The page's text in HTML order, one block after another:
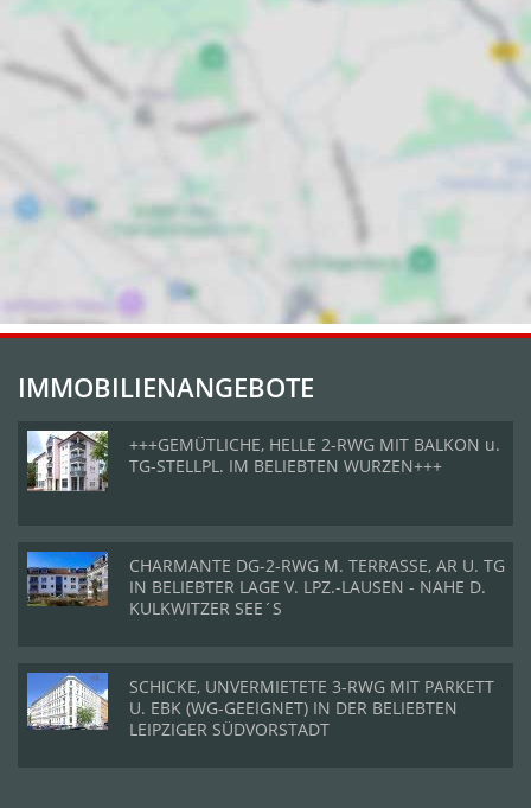
IMMOBILIENANGEBOTE
+++GEMÜTLICHE, HELLE 2-RWG MIT BALKON u.
TG-STELLPL. IM BELIEBTEN WURZEN+++
CHARMANTE DG-2-RWG M. TERRASSE, AR U. TG
IN BELIEBTER LAGE V. LPZ.-LAUSEN - NAHE D.
KULKWITZER SEE´S
SCHICKE, UNVERMIETETE 3-RWG MIT PARKETT
U. EBK (WG-GEEIGNET) IN DER BELIEBTEN
LEIPZIGER SÜDVORSTADT